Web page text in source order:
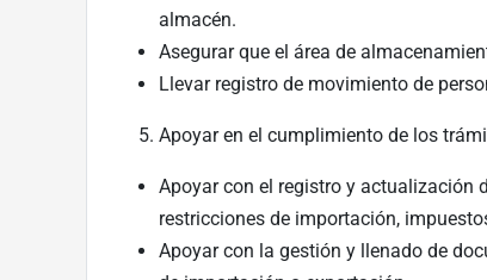
almacén.
Asegurar que el área de
Llevar registro de movimiento de
Apoyar en el cumplimiento de los
Apoyar con el registro y actualización
restricciones de importación,
Apoyar con la gestión y llenado de